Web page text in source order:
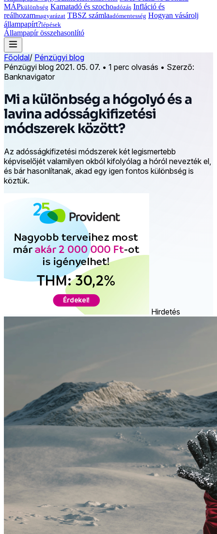
MÁPkülönbség Kamatadó és szochoadózás Infláció és
reálhozammagyarázat TBSZ számlaadómentesség Hogyan vásárolj
állampapírt?lépések
Állampapír összehasonlító
Főoldal/ Pénzügyi blog
Pénzügyi blog 2021. 05. 07. • 1 perc olvasás • Szerző:
Banknavigator
Mi a különbség a hógolyó és a
lavina adósságkifizetési
módszerek között?
Az adósságkifizetési módszerek két legismertebb
képviselőjét valamilyen okból kifolyólag a hóról nevezték el,
és bár hasonlítanak, akad egy igen fontos különbség is
köztük.
Hirdetés